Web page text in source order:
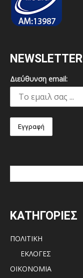
NEWSLETTER
Διεύθυνση email:
ΚΑΤΗΓΟΡΙΕΣ
ΠΟΛΙΤΙΚΗ
ΕΚΛΟΓΕΣ
ΟΙΚΟΝΟΜΙΑ